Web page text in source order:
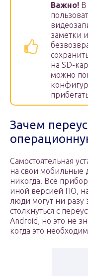
Важно! В
заметки
на SD-
можно
Зачем
Самостоятельная
на свои мобильные
никогда. Все
иной версией ПО,
люди могут ни разу
столкнуться с
Android, но это не
когда это